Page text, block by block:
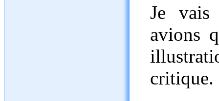
Je vais
avions
critique.